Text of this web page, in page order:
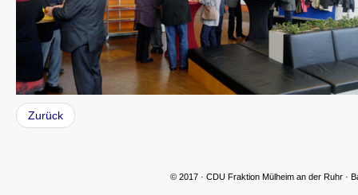
Zurück
© 2017 · CDU Fraktion Mülheim an der Ruhr ·